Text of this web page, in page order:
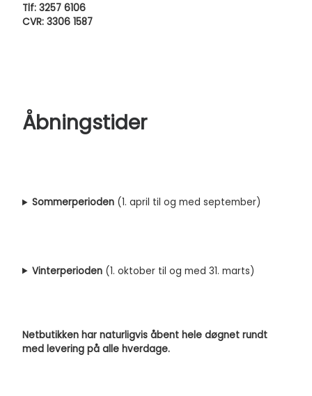
Tlf: 3257 6106
CVR: 3306 1587
Åbningstider
Sommerperioden (1. april til og med september)
Vinterperioden (1. oktober til og med 31. marts)
Netbutikken har naturligvis åbent hele døgnet rundt
med levering på alle hverdage.